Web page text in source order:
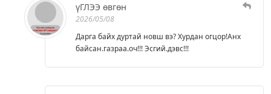
үГЛЭЭ өвгөн
2026/05/08
Дарга байх дуртай новш вэ? Хурдан огцор!Анх
байсан.газраа.оч!!! Эсгий.дэвс!!!